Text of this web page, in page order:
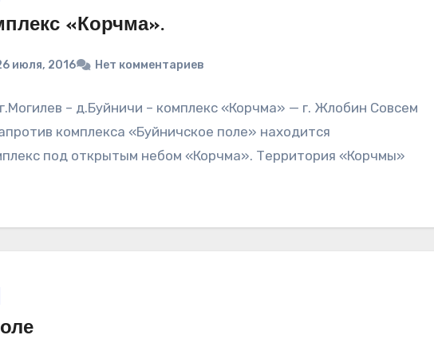
«Корчма».
июля, 2016 Нет комментариев
– д.Буйничи – комплекс «Корчма» — г. Жлобин Совсем
комплекса «Буйничское поле» находится
под открытым небом «Корчма». Территория «Корчмы»